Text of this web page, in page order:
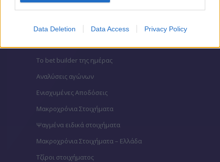
Data Deletion Data Access Privacy Policy
ΣΤΟΙΧΗΜΑ
To bet builder της ημέρας
Αναλύσεις αγώνων
Ενισχυμένες Αποδόσεις
Μακροχρόνια Στοιχήματα
Ψαγμένα ειδικά στοιχήματα
Μακροχρόνια Στοιχήματα – Ελλάδα
Τζίροι στοιχήματος